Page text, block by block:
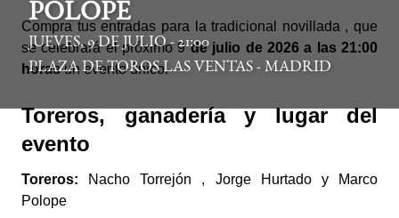
POLOPE
JUEVES, 9 DE JULIO - 21:00
PLAZA DE TOROS LAS VENTAS - MADRID
Compra tus entradas para la tradicional novillada , que
se celebrará el próximo 9de julio de 2026 a las 21:00
horasun evento único.
Toreros, ganadería y lugar del
evento
Toreros: Nacho Torrejón , Jorge Hurtado y Marco
Polope